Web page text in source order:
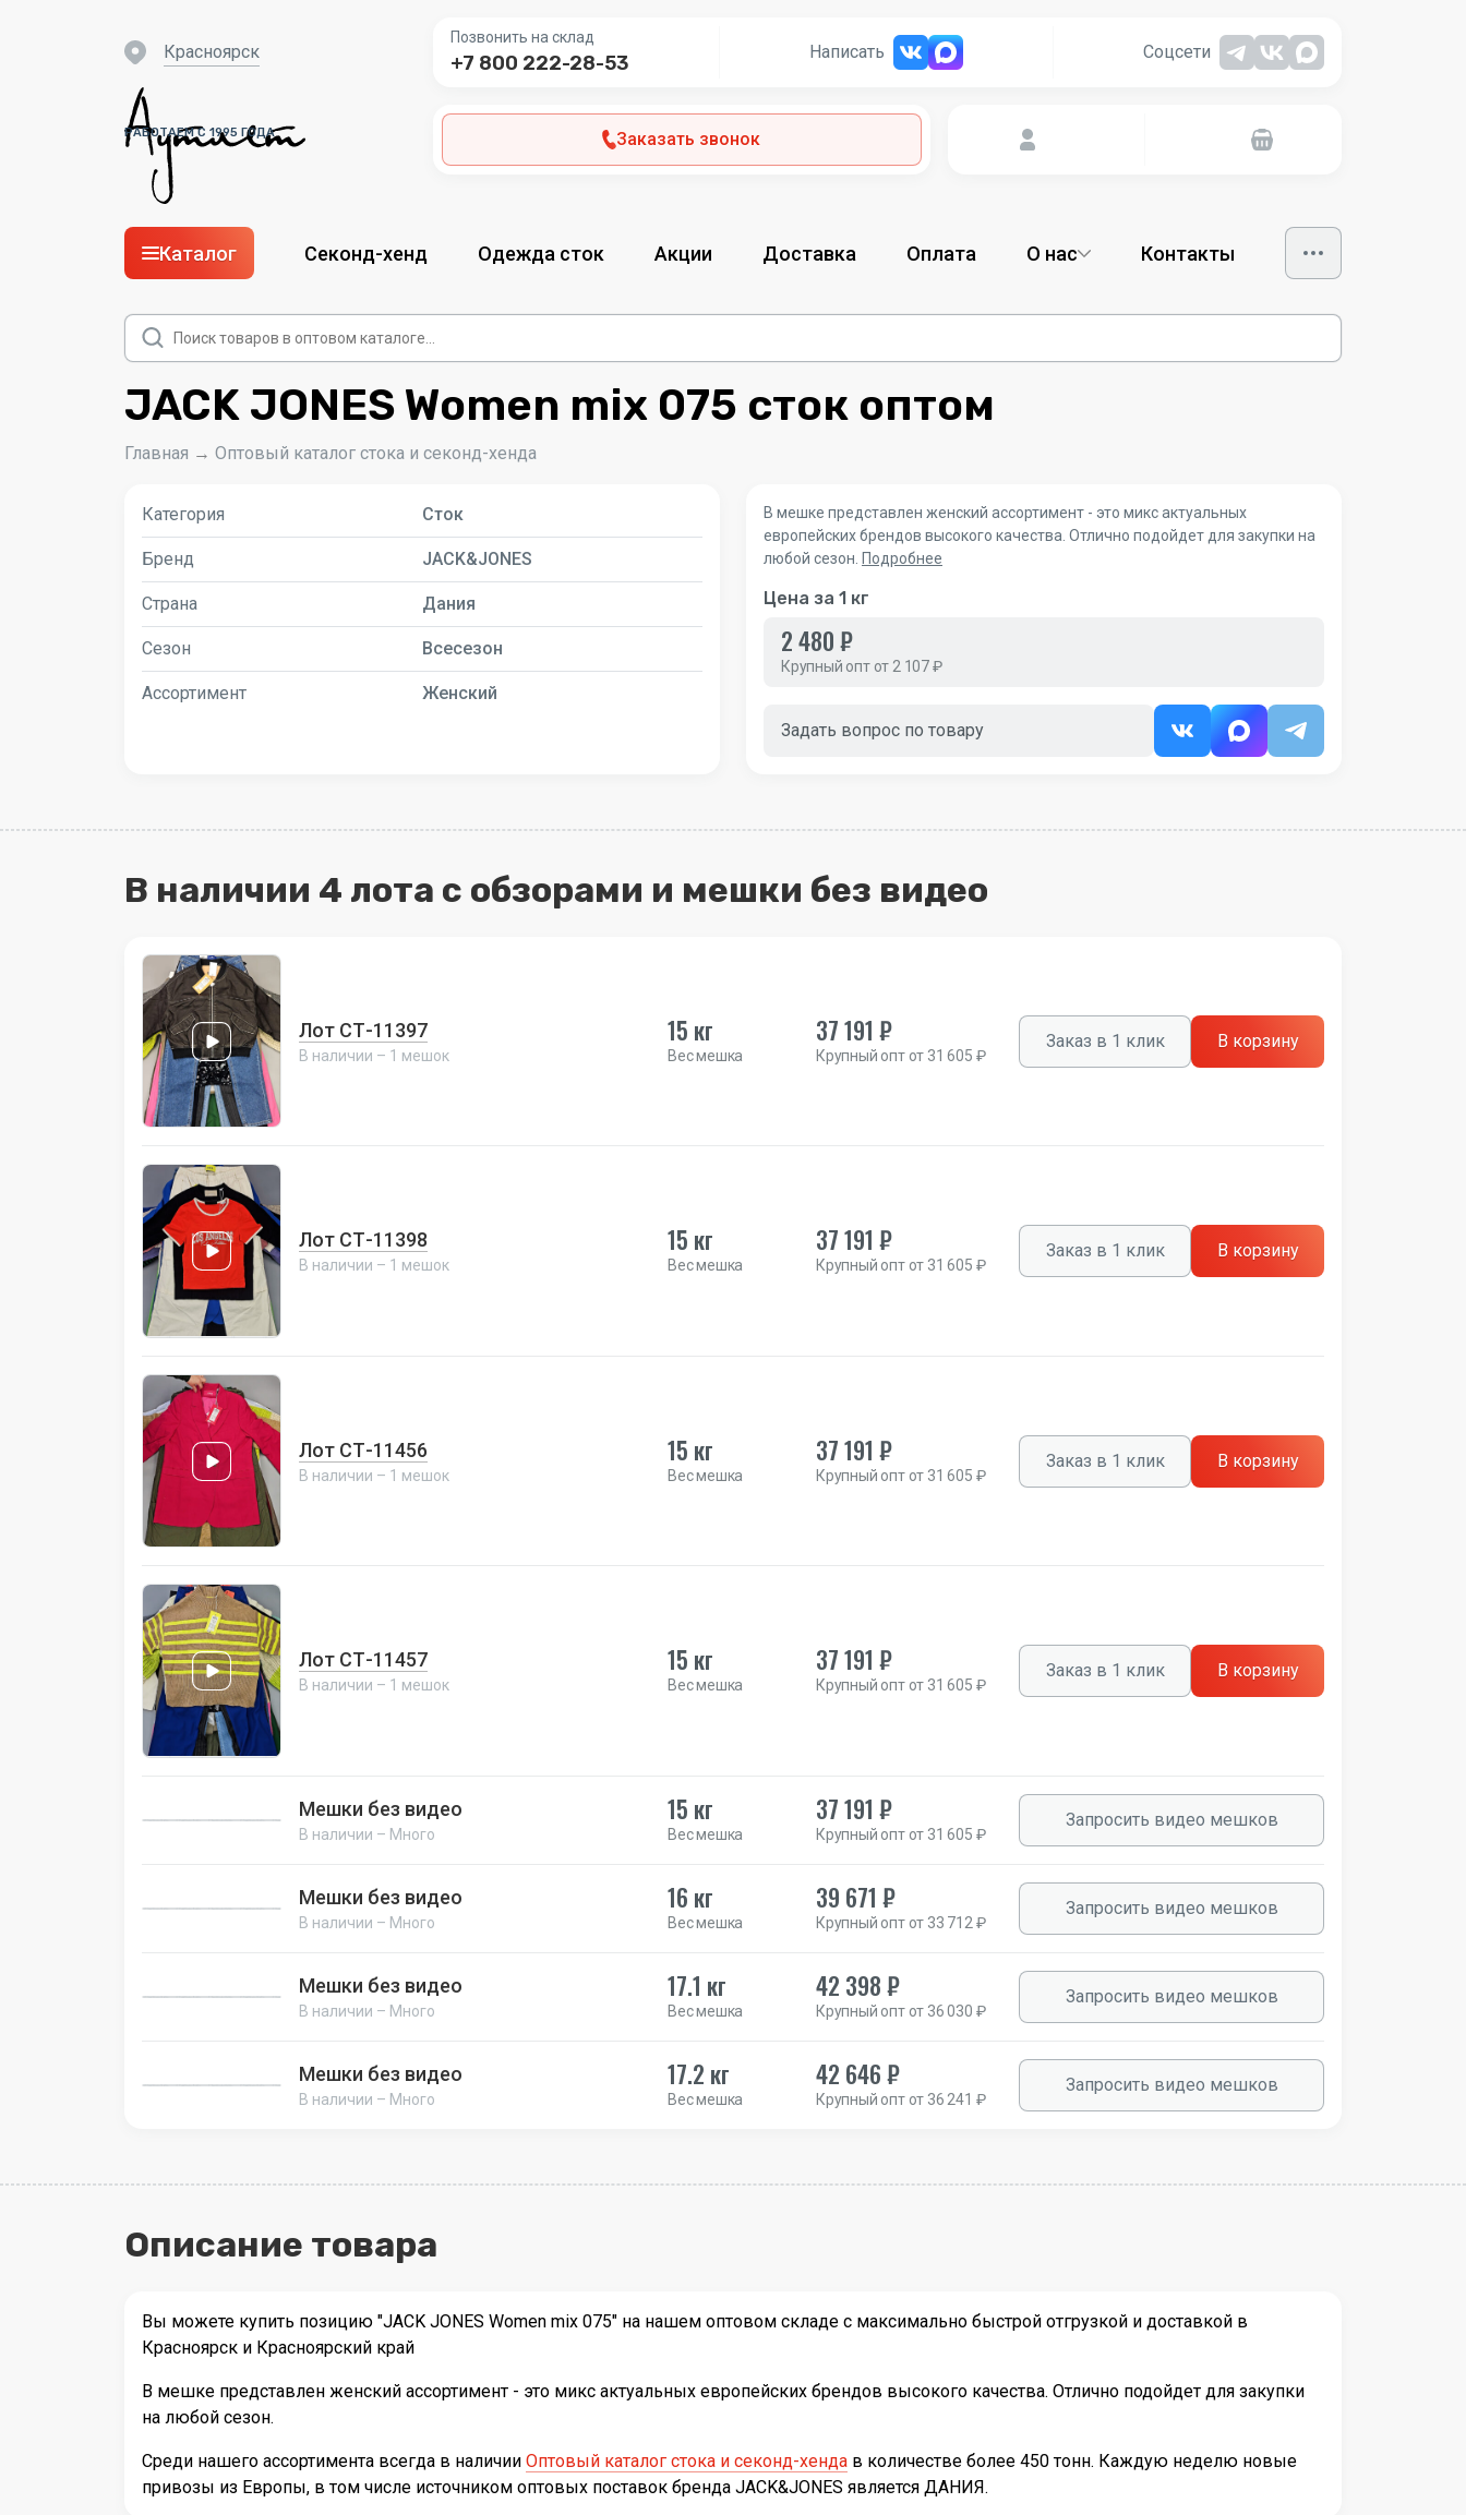
РАБОТАЕМ С 1995 ГОДА
Красноярск
Позвонить на склад
+7 800 222-28-53 Написать Соцсети
Заказать звонок
Каталог Секонд-хенд Одежда сток Акции Доставка Оплата О нас Контакты
Поиск
товаров
JACK JONES Women mix 075 сток оптом
Главная → Оптовый каталог стока и секонд-хенда
Категория Сток
Бренд JACK&JONES
Страна Дания
Сезон Всесезон
Ассортимент Женский
В мешке представлен женский ассортимент - это микс актуальных
европейских брендов высокого качества. Отлично подойдет для закупки на
любой сезон. Подробнее
Цена за 1 кг
2 480 ₽
Крупный опт от 2 107 ₽
Задать вопрос по товару
В наличии 4 лота с обзорами и мешки без видео
Лот СТ-11397
В наличии – 1 мешок
15 кг
Вес мешка
37 191 ₽
Крупный опт от 31 605 ₽
Заказ в 1 клик В корзину
Лот СТ-11398
В наличии – 1 мешок
15 кг
Вес мешка
37 191 ₽
Крупный опт от 31 605 ₽
Заказ в 1 клик В корзину
Лот СТ-11456
В наличии – 1 мешок
15 кг
Вес мешка
37 191 ₽
Крупный опт от 31 605 ₽
Заказ в 1 клик В корзину
Лот СТ-11457
В наличии – 1 мешок
15 кг
Вес мешка
37 191 ₽
Крупный опт от 31 605 ₽
Заказ в 1 клик В корзину
Мешки без видео
В наличии – Много
15 кг
Вес мешка
37 191 ₽
Крупный опт от 31 605 ₽
Запросить видео мешков
Мешки без видео
В наличии – Много
16 кг
Вес мешка
39 671 ₽
Крупный опт от 33 712 ₽
Запросить видео мешков
Мешки без видео
В наличии – Много
17.1 кг
Вес мешка
42 398 ₽
Крупный опт от 36 030 ₽
Запросить видео мешков
Мешки без видео
В наличии – Много
17.2 кг
Вес мешка
42 646 ₽
Крупный опт от 36 241 ₽
Запросить видео мешков
Описание товара
Вы можете купить позицию "JACK JONES Women mix 075" на нашем оптовом складе с максимально быстрой отгрузкой и доставкой в
Красноярск и Красноярский край
В мешке представлен женский ассортимент - это микс актуальных европейских брендов высокого качества. Отлично подойдет для закупки
на любой сезон.
Среди нашего ассортимента всегда в наличии Оптовый каталог стока и секонд-хенда в количестве более 450 тонн. Каждую неделю новые
привозы из Европы, в том числе источником оптовых поставок бренда JACK&JONES является ДАНИЯ.